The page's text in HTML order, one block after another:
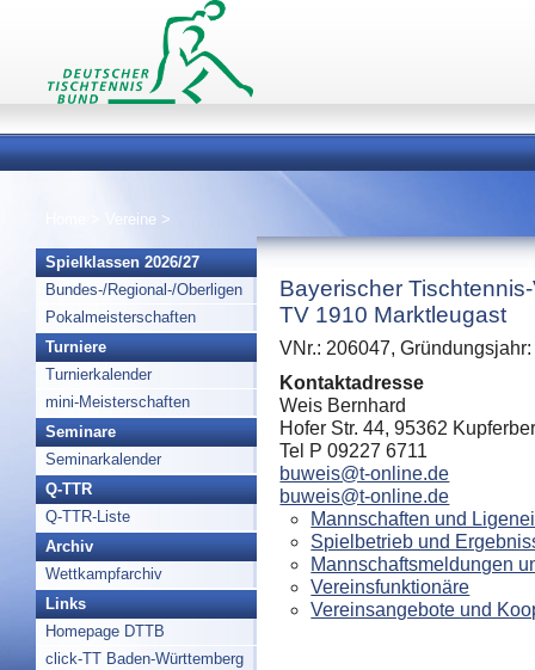
Vereine >
Spielklassen 2026/27
Bundes-/Regional-/Oberligen
Pokalmeisterschaften
Turniere
Turnierkalender
mini-Meisterschaften
Seminare
Seminarkalender
Q-TTR
Q-TTR-Liste
Archiv
Wettkampfarchiv
Links
Homepage DTTB
click-TT Baden-Württemberg
Bayerischer
TV 1910 Marktleugast
VNr.: 206047,
Kontaktadresse
Weis Bernhard
Hofer Str. 44, 95362
Tel P 09227 6711
buweis@t-online.de
buweis@t-online.de
Mannschaften und
Spielbetrieb und
Mannschaftsmeldungen
Vereinsfunktionäre
Vereinsangebote und